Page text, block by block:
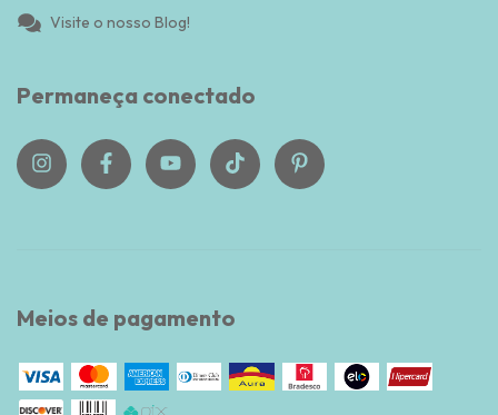
Visite o nosso Blog!
Permaneça conectado
Meios de pagamento